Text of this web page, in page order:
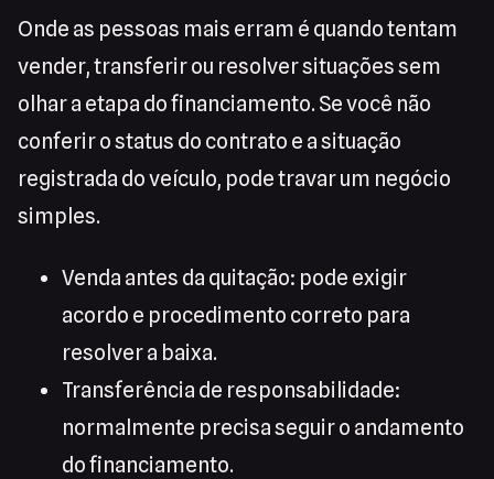
Onde as pessoas mais erram é quando tentam
vender, transferir ou resolver situações sem
olhar a etapa do financiamento. Se você não
conferir o status do contrato e a situação
registrada do veículo, pode travar um negócio
simples.
Venda antes da quitação: pode exigir
acordo e procedimento correto para
resolver a baixa.
Transferência de responsabilidade:
normalmente precisa seguir o andamento
do financiamento.